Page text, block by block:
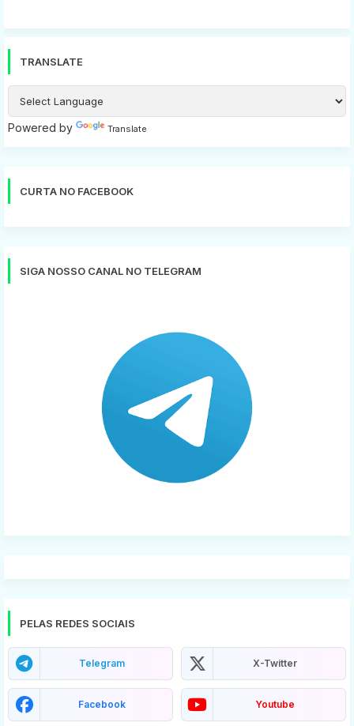
TRANSLATE
Powered by Translate
CURTA NO FACEBOOK
SIGA NOSSO CANAL NO TELEGRAM
PELAS REDES SOCIAIS
Telegram X-Twitter
Facebook Youtube